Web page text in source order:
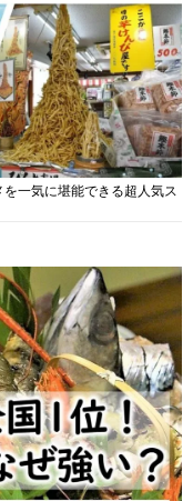
一気に堪能できる超人気ス